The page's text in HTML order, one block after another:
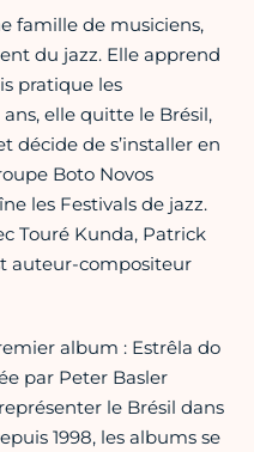
famille de musiciens,
du jazz. Elle apprend
pratique les
ans, elle quitte le Brésil,
décide de s’installer en
Boto Novos
les Festivals de jazz.
Touré Kunda, Patrick
auteur-compositeur
album : Estrêla do
par Peter Basler
le Brésil dans
1998, les albums se